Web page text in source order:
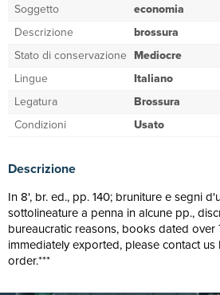
Soggetto
economia
Descrizione
brossura
Stato di conservazione Mediocre
Lingue
Italiano
Legatura
Brossura
Condizioni
Usato
Descrizione
In 8', br. ed., pp. 140; bruniture e segni
sottolineature a penna in alcune pp.,
bureaucratic reasons, books dated
immediately exported, please contact
order.***